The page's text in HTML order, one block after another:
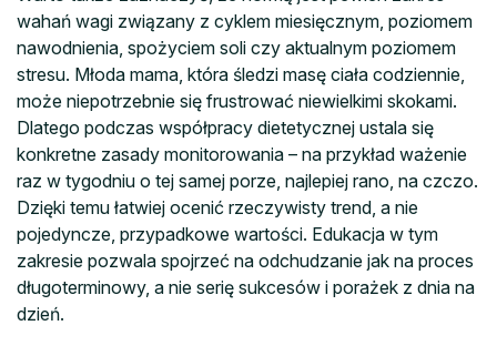
wahań wagi związany z cyklem miesięcznym, poziomem
nawodnienia, spożyciem soli czy aktualnym poziomem
stresu. Młoda mama, która śledzi masę ciała codziennie,
może niepotrzebnie się frustrować niewielkimi skokami.
Dlatego podczas współpracy dietetycznej ustala się
konkretne zasady monitorowania – na przykład ważenie
raz w tygodniu o tej samej porze, najlepiej rano, na czczo.
Dzięki temu łatwiej ocenić rzeczywisty trend, a nie
pojedyncze, przypadkowe wartości. Edukacja w tym
zakresie pozwala spojrzeć na odchudzanie jak na proces
długoterminowy, a nie serię sukcesów i porażek z dnia na
dzień.